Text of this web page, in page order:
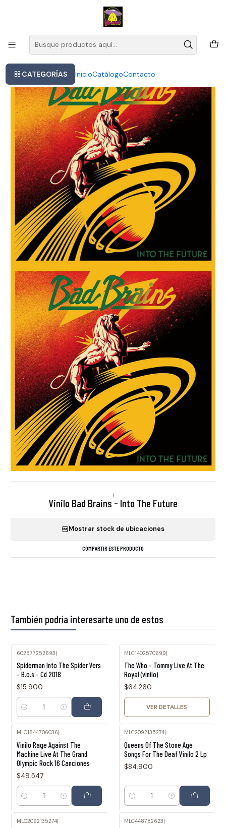
CATEGORÍAS InicioCatálogoContacto
Este es el texto del slide
|
Vinilo Bad Brains - Into The Future
Mostrar stock de ubicaciones
COMPARTIR ESTE PRODUCTO
También podría interesarte uno de estos
602577252693|
Spiderman Into The Spider Vers
- B.o.s.- Cd 2018
$15.900
Cantidad
MLC1402570699|
The Who - Tommy Live At The
Royal (vinilo)
$64.260
VER DETALLES
MLC1844706036
Vinilo Rage Against The
Machine Live At The Grand
Olympic Rock 16 Canciones
$49.547
Cantidad
MLC2092135274
Queens Of The Stone Age
Songs For The Deaf Vinilo 2 Lp
$84.900
Cantidad
MLC2092135274| MLC448782623|